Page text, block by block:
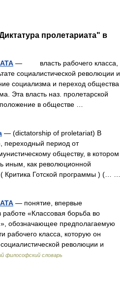
пролетариата" в
— власть рабочего класса,
социалистической революции и
социализма и переход общества
Эта власть наз. пролетарской
в обществе …
— (dictatorship of proletariat) В
переходный период от
обществу, в котором
иным, как революционной
( Критика Готской программы ) (… …
— понятие, впервые
«Классовая борьба во
обозначающее предполагаемую
рабочего класса, которую он
революции и
философский словарь